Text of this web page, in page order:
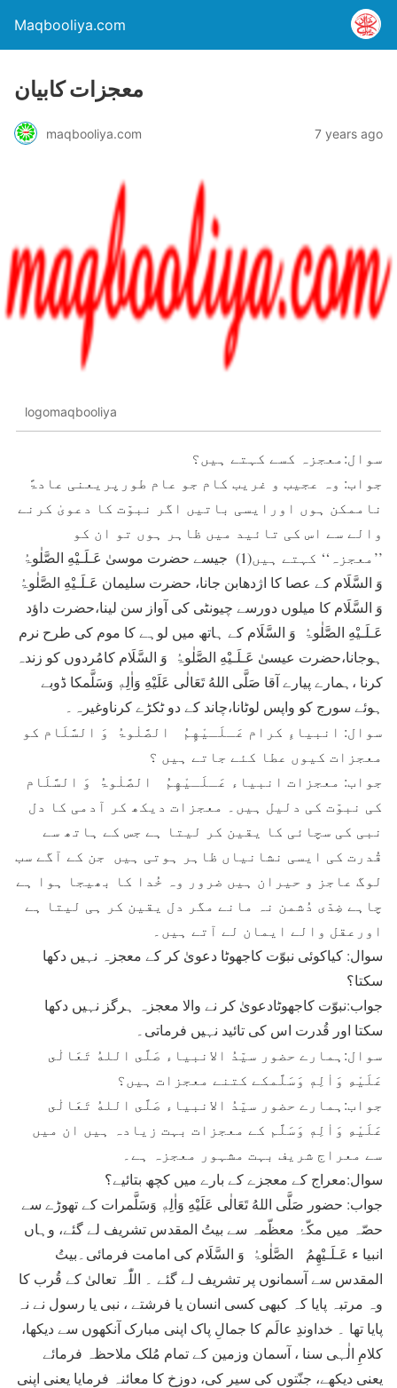
Maqbooliya.com
معجزات کابیان
maqbooliya.com 7 years ago
logomaqbooliya
سوال:معجزہ کسے کہتے ہیں؟
جواب: وہ عجیب و غریب کام جو عام طورپریعنی عادۃً
ناممکن ہوں اورایسی باتیں اگر نبوّت کا دعویٰ کرنے
والے سے اس کی تائید میں ظاہر ہوں تو ان کو
’’معجزہ‘‘ کہتے ہیں(1) جیسے حضرت موسیٰ عَـلَـيْهِ الصَّلٰوۃُ
وَ السَّلَام کے عصا کا اژدھابن جانا، حضرت سلیمان عَـلَـيْهِ الصَّلٰوۃُ
وَ السَّلَام کا میلوں دورسے چیونٹی کی آواز سن لینا،حضرت داؤد
عَـلَـيْهِ الصَّلٰوۃُ وَ السَّلَام کے ہاتھ میں لوہے کا موم کی طرح نرم
ہوجانا،حضرت عیسیٰ عَـلَـيْهِ الصَّلٰوۃُ وَ السَّلَام کامُردوں کو زندہ
کرنا ،ہمارے پیارے آقا صَلَّى اللهُ تَعَالٰى عَلَيْهِ وَاٰلِهٖ وَسَلَّمکا ڈوبے
ہوئے سورج کو واپس لوٹانا،چاند کے دو ٹکڑے کرناوغیرہ۔
سوال: انبیاءِ کرام عَـلَـيْهِمُ الصَّلٰوۃُ وَ السَّلَام کو
معجزات کیوں عطا کئے جاتے ہیں ؟
جواب: معجزات انبیاء عَـلَـيْهِمُ الصَّلٰوۃُ وَ السَّلَام
کی نبوّت کی دلیل ہیں۔ معجزات دیکھ کر آدمی کا دل
نبی کی سچائی کا یقین کر لیتا ہے جس کے ہاتھ سے
قُدرت کی ایسی نشانیاں ظاہر ہوتی ہیں جن کے آگے سب
لوگ عاجز و حیران ہیں ضرور وہ خُدا کا بھیجا ہوا ہے
چاہے ضِدّی دُشمن نہ مانے مگر دل یقین کر ہی لیتا ہے
اورعقل والے ایمان لے آتے ہیں۔
سوال: کیاکوئی نبوّت کاجھوٹا دعویٰ کر کے معجزہ نہیں دکھا
سکتا؟
جواب:نبوّت کاجھوٹادعویٰ کر نے والا معجزہ ہرگز نہیں دکھا
سکتا اور قُدرت اس کی تائید نہیں فرماتی۔
سوال:ہمارے حضور سیّدُ الانبیاء صَلَّى اللهُ تَعَالٰى
عَلَيْهِ وَاٰلِهٖ وَسَلَّمکے کتنے معجزات ہیں؟
جواب:ہمارے حضور سیّدُ الانبیاء صَلَّى اللهُ تَعَالٰى
عَلَيْهِ وَاٰلِهٖ وَسَلَّم کے معجزات بہت زیادہ ہیں ان میں
سے معراج شریف بہت مشہور معجزہ ہے۔
سوال:معراج کے معجزے کے بارے میں کچھ بتائیے؟
جواب: حضور صَلَّى اللهُ تَعَالٰى عَلَيْهِ وَاٰلِهٖ وَسَلَّمرات کے تھوڑے سے
حصّہ میں مکّۂ معظّمہ سے بیتُ المقدس تشریف لے گئے، وہاں
انبیا ء عَـلَـيْهِمُ الصَّلٰوۃُ وَ السَّلَام کی امامت فرمائی۔بیتُ
المقدس سے آسمانوں پر تشریف لے گئے ۔ اللّٰہ تعالیٰ کے قُرب کا
وہ مرتبہ پایا کہ کبھی کسی انسان یا فرشتے ، نبی یا رسول نے نہ
پایا تھا ۔ خداوندِ عالَم کا جمالِ پاک اپنی مبارک آنکھوں سے دیکھا،
کلامِ الٰہی سنا ، آسمان وزمین کے تمام مُلک ملاحظہ فرمائے
یعنی دیکھے، جنّتوں کی سیر کی، دوزخ کا معائنہ فرمایا یعنی اپنی